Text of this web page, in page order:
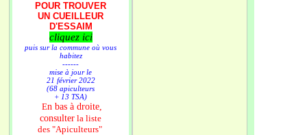
POUR TROUVER
UN CUEILLEUR
D'ESSAIM
cliquez ici
puis sur la commune où vous
habitez
------
mise à jour le
21 février 2022
(68 apiculteurs
+ 13 TSA)
En bas à droite,
consulter la liste
des "Apiculteurs"